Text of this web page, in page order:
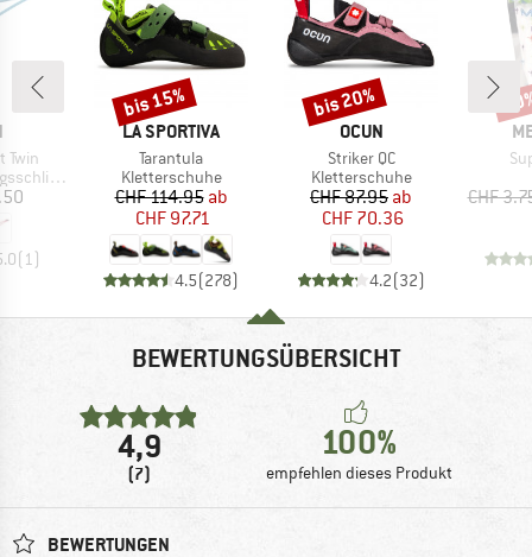
Twin
(1 )
MARKE
LA SPORTIVA
Artikel
Tarantula
Produktgruppe
Kletterschuhe
Preis
CHF 114.95reduzierter Preis
ab
CHF 97.71
4.5(278)
Rabatt
bis 15%
MARKE
OCUN
Artikel
Striker QC
Produktgruppe
Kletterschuhe
Preis
CHF 87.95reduzierter Preis
ab
CHF 70.36
4.2(32)
Rabatt
bis 20%
CHF
BEWERTUNGSÜBERSICHT
4,9
(7)
100%
empfehlen dieses Produkt
BEWERTUNGEN